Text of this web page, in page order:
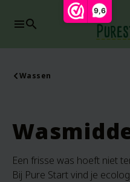
9,6
search
Wassen
Een frisse was hoeft niet
Bij Pure Start vind je